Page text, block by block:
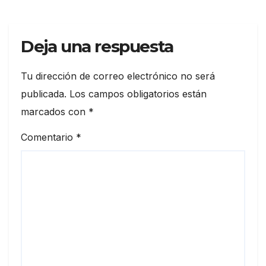
Deja una respuesta
Tu dirección de correo electrónico no será
publicada. Los campos obligatorios están
marcados con *
Comentario *